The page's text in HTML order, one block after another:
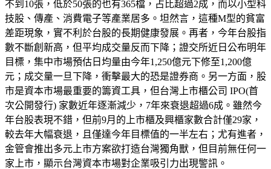
不到10張，低於50張的也有365檔，占比超過2成，而以小型科
技股、傳產、消費電子等產業居多。坦然言，這種M型的貧富
差距現象，實不利於台股的長期健康發展。再者，今年台股指
數不斷創新高，但平均成交量反而下降；證交所近日公布明年
目標，集中市場預估日均量由今年1,250億元下修至1,200億
元；成交量一旦下降，衝擊最大的恐是證券商。另一方面，股
市是資本市場最重要的籌資工具，但台灣上市櫃公司 IPO(首
次公開發行) 家數近年逐漸減少，7年來衰退超過6成。雖然今
年台股表現不錯，但前9月的上市櫃及興櫃家數合計僅29家，
較去年大幅衰退，且僅達今年目標值的一半左右；尤有進者，
金管會推出多元上市方案欲打造台灣獨角獸，但目前無任何一
家上市，顯示台灣資本市場對企業吸引力出現警訊。